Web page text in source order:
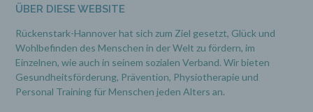
ÜBER DIESE WEBSITE
Rückenstark-Hannover hat sich zum Ziel gesetzt, Glück und
Wohlbefinden des Menschen in der Welt zu fördern, im
Einzelnen, wie auch in seinem sozialen Verband. Wir bieten
Gesundheitsförderung, Prävention, Physiotherapie und
Personal Training für Menschen jeden Alters an.
vorherzusagen.
f) Pseudonymisierung
Pseudonymisierung ist die Verarbeitung
personenbezogener Daten in einer Weise, auf